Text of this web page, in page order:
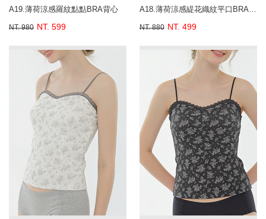
A19.薄荷涼感羅紋點點BRA背心
NT. 980 NT. 599 NT. 880 NT. 499